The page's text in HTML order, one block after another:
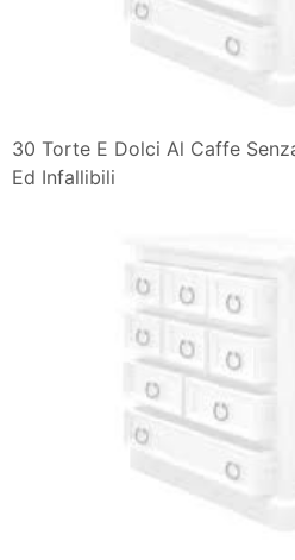
30 Torte E Dolci Al Caffe
Ed Infallibili